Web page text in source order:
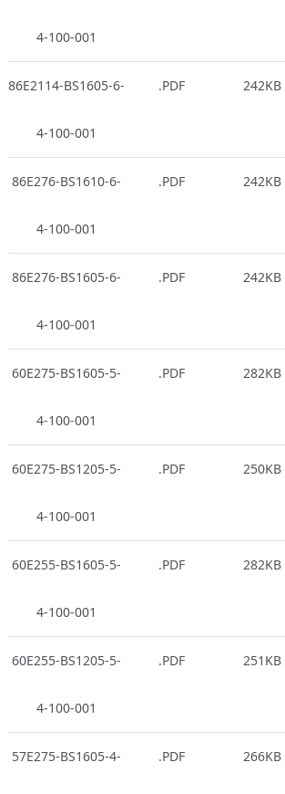
4-100-001
86E2114-BS1605-6-
4-100-001
.PDF 242KB
86E276-BS1610-6-
4-100-001
.PDF 242KB
86E276-BS1605-6-
4-100-001
.PDF 242KB
60E275-BS1605-5-
4-100-001
.PDF 282KB
60E275-BS1205-5-
4-100-001
.PDF 250KB
60E255-BS1605-5-
4-100-001
.PDF 282KB
60E255-BS1205-5-
4-100-001
.PDF 251KB
57E275-BS1605-4- .PDF 266KB